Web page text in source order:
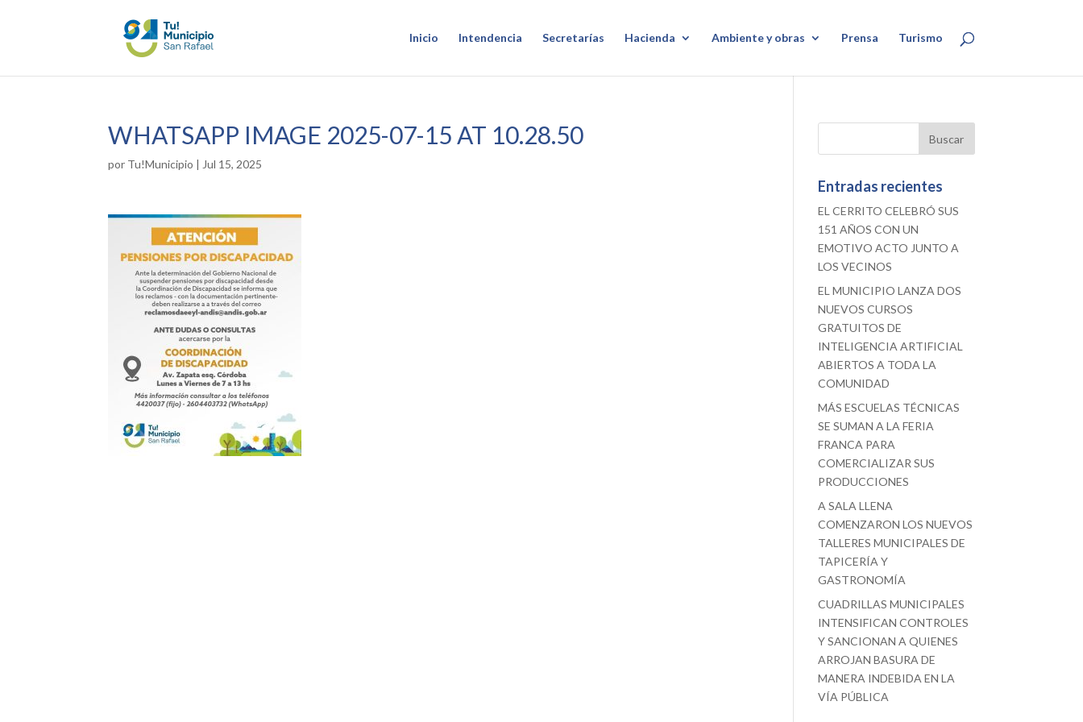
Inicio Intendencia Secretarías Hacienda Ambiente y obras Prensa Turismo
WHATSAPP IMAGE 2025-07-15 AT 10.28.50
por Tu!Municipio | Jul 15, 2025
Entradas recientes
EL CERRITO CELEBRÓ SUS
151 AÑOS CON UN
EMOTIVO ACTO JUNTO A
LOS VECINOS
EL MUNICIPIO LANZA DOS
NUEVOS CURSOS
GRATUITOS DE
INTELIGENCIA ARTIFICIAL
ABIERTOS A TODA LA
COMUNIDAD
MÁS ESCUELAS TÉCNICAS
SE SUMAN A LA FERIA
FRANCA PARA
COMERCIALIZAR SUS
PRODUCCIONES
A SALA LLENA
COMENZARON LOS NUEVOS
TALLERES MUNICIPALES DE
TAPICERÍA Y
GASTRONOMÍA
CUADRILLAS MUNICIPALES
INTENSIFICAN CONTROLES
Y SANCIONAN A QUIENES
ARROJAN BASURA DE
MANERA INDEBIDA EN LA
VÍA PÚBLICA